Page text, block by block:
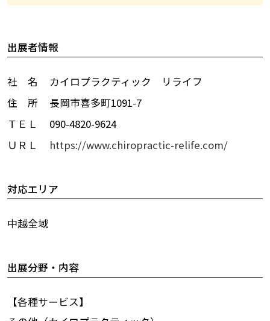
出展者情報
社 名
カイロプラクティック リライフ
住 所
長岡市喜多町1091-7
ＴＥＬ
090-4820-9624
ＵＲＬ
https://www.chiropractic-relife.com/
対応エリア
中越全域
出展分野・内容
【各種サービス】